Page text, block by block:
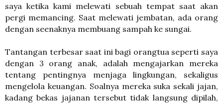
saya ketika kami melewati sebuah tempat saat akan
pergi memancing. Saat melewati jembatan, ada orang
dengan seenaknya membuang sampah ke sungai.
Tantangan terbesar saat ini bagi orangtua seperti saya
dengan 3 orang anak, adalah mengajarkan mereka
tentang pentingnya menjaga lingkungan, sekaligus
mengelola keuangan. Soalnya mereka suka sekali jajan,
kadang bekas jajanan tersebut tidak langsung dipilah,